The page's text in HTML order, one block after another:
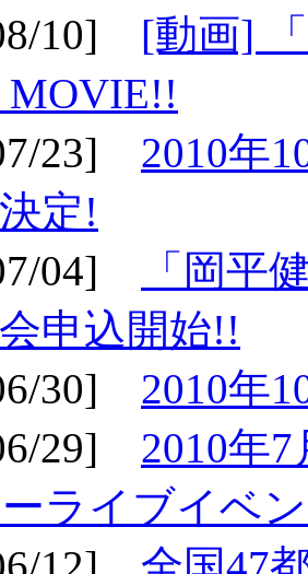
10] [動画]
23] 2010年
定!
04]
「岡平
申込開始!!
30] 2010年
29] 2010年
ライブイベ